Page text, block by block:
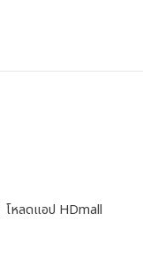
โหลดแอป HDmall